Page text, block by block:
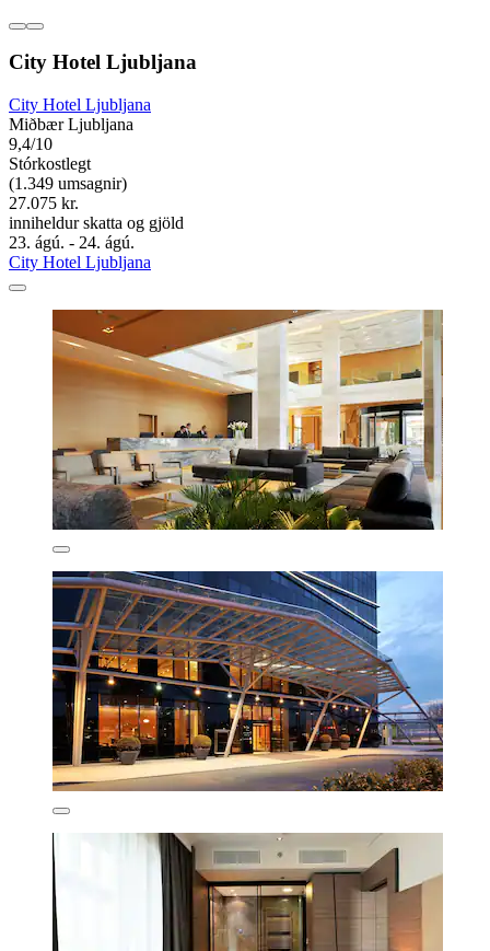
City Hotel Ljubljana
City Hotel Ljubljana
Miðbær Ljubljana
9,4/10
Stórkostlegt
(1.349 umsagnir)
27.075 kr.
inniheldur skatta og gjöld
23. ágú. - 24. ágú.
City Hotel Ljubljana